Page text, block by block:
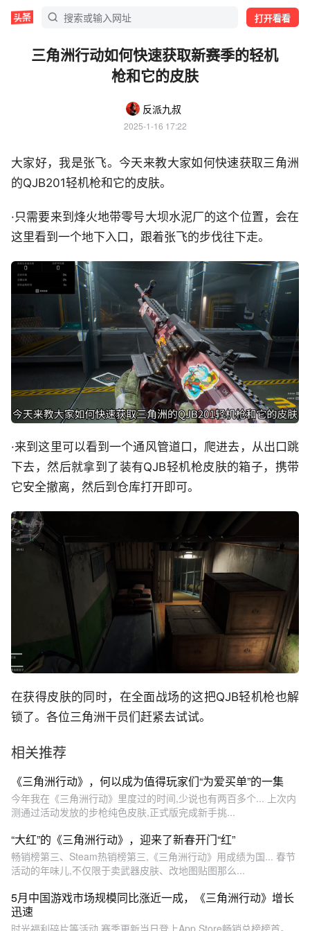
打开看看
三角洲行动如何快速获取新赛季的轻机
枪和它的皮肤
反派九叔
2025-1-16 17:22
大家好，我是张飞。今天来教大家如何快速获取三角洲
的QJB201轻机枪和它的皮肤。
·只需要来到烽火地带零号大坝水泥厂的这个位置，会在
这里看到一个地下入口，跟着张飞的步伐往下走。
·来到这里可以看到一个通风管道口，爬进去，从出口跳
下去，然后就拿到了装有QJB轻机枪皮肤的箱子，携带
它安全撤离，然后到仓库打开即可。
在获得皮肤的同时，在全面战场的这把QJB轻机枪也解
锁了。各位三角洲干员们赶紧去试试。
相关推荐
《三角洲行动》，何以成为值得玩家们“为爱买单”的一集
今年我在《三角洲行动》里度过的时间,少说也有两百多个... 上次内
测通过活动发放的步枪纯色皮肤,正式版完成新手挑...
“大红”的《三角洲行动》，迎来了新春开门“红”
畅销榜第三、Steam热销榜第三,《三角洲行动》用成绩为国... 春节
活动的年味儿,不仅限于卖武器皮肤、改地图贴图那么...
5月中国游戏市场规模同比涨近一成，《三角洲行动》增长
迅速
时光福利碎片等活动,赛季更新当日登上App Store畅销总榜榜首。